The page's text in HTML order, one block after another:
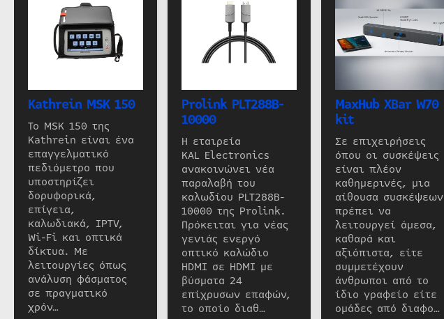
Kathrein MSK 150
Το MSK 150 της
Kathrein είναι ένα
επαγγελματικό
πεδιόμετρο που
υποστηρίζει
δορυφορικά,
επίγεια,
καλωδιακά, IPTV,
Wi-Fi και οπτικά
δίκτυα. Με
λειτουργίες όπως
ανάλυση φάσματος
σε πραγματικό
χρόν…
Prolink PLT288B-
10000
Η εταιρεία
KAL Electronics
ανακοινώνει νέα
παραλαβή του
καλωδίου PLT288B-
10000 της Prolink.
Πρόκειται για νέας
γενιάς ενεργό
οπτικό καλώδιο
HDMI σε HDMI με
βύσματα 24
επίχρυσων επαφών,
το οποίο διαθ…
MaxHub XBar W70
kit
Σε επιχειρήσεις
όπου οι συσκέψεις
είναι πλέον
καθημερινές, μια
αίθουσα συσκέψεων
πρέπει να
λειτουργεί άμεσα,
καθαρά και
αξιόπιστα, είτε
συμμετέχουν
άνθρωποι από το
ίδιο γραφείο είτε
ομάδες από διαφο…